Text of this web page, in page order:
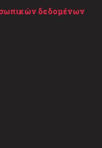
δεδομένων